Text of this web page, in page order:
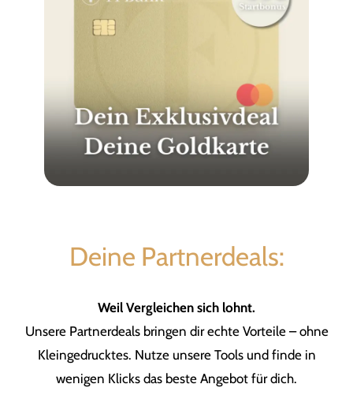
Deine Partnerdeals:
Weil Vergleichen sich lohnt.
Unsere Partnerdeals bringen dir echte Vorteile – ohne
Kleingedrucktes. Nutze unsere Tools und finde in
wenigen Klicks das beste Angebot für dich.